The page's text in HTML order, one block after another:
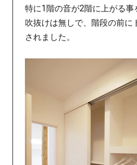
特に1階の音が2階に上がる事
吹抜けは無しで、階段の前に
されました。